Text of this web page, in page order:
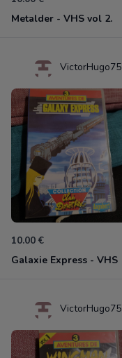
Metalder - VHS vol 2.
VictorHugo75
10.00 €
Galaxie Express - VHS
VictorHugo75